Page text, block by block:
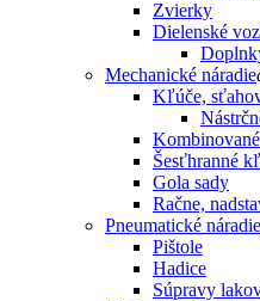
Zvierky
Dielenské
Mechanické náradie
Kľúče,
Šesťhranné
Gola sady
Račne,
Pneumatické náradie
Pištole
Hadice
Súpravy